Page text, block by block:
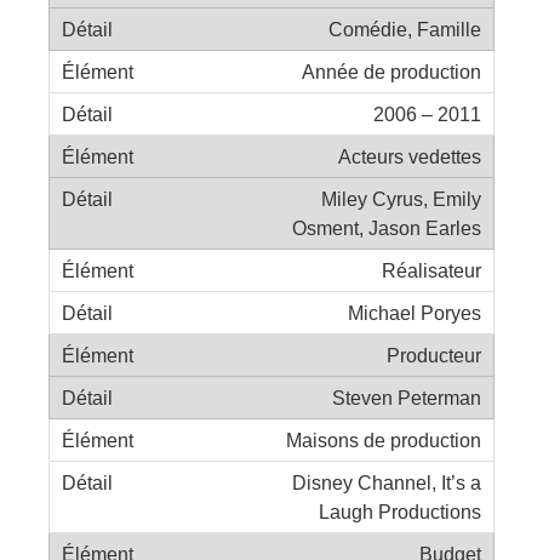
Comédie, Famille
Année de production
2006 – 2011
Acteurs vedettes
Miley Cyrus, Emily
Osment, Jason Earles
Réalisateur
Michael Poryes
Producteur
Steven Peterman
Maisons de production
Disney Channel, It’s a
Laugh Productions
Budget